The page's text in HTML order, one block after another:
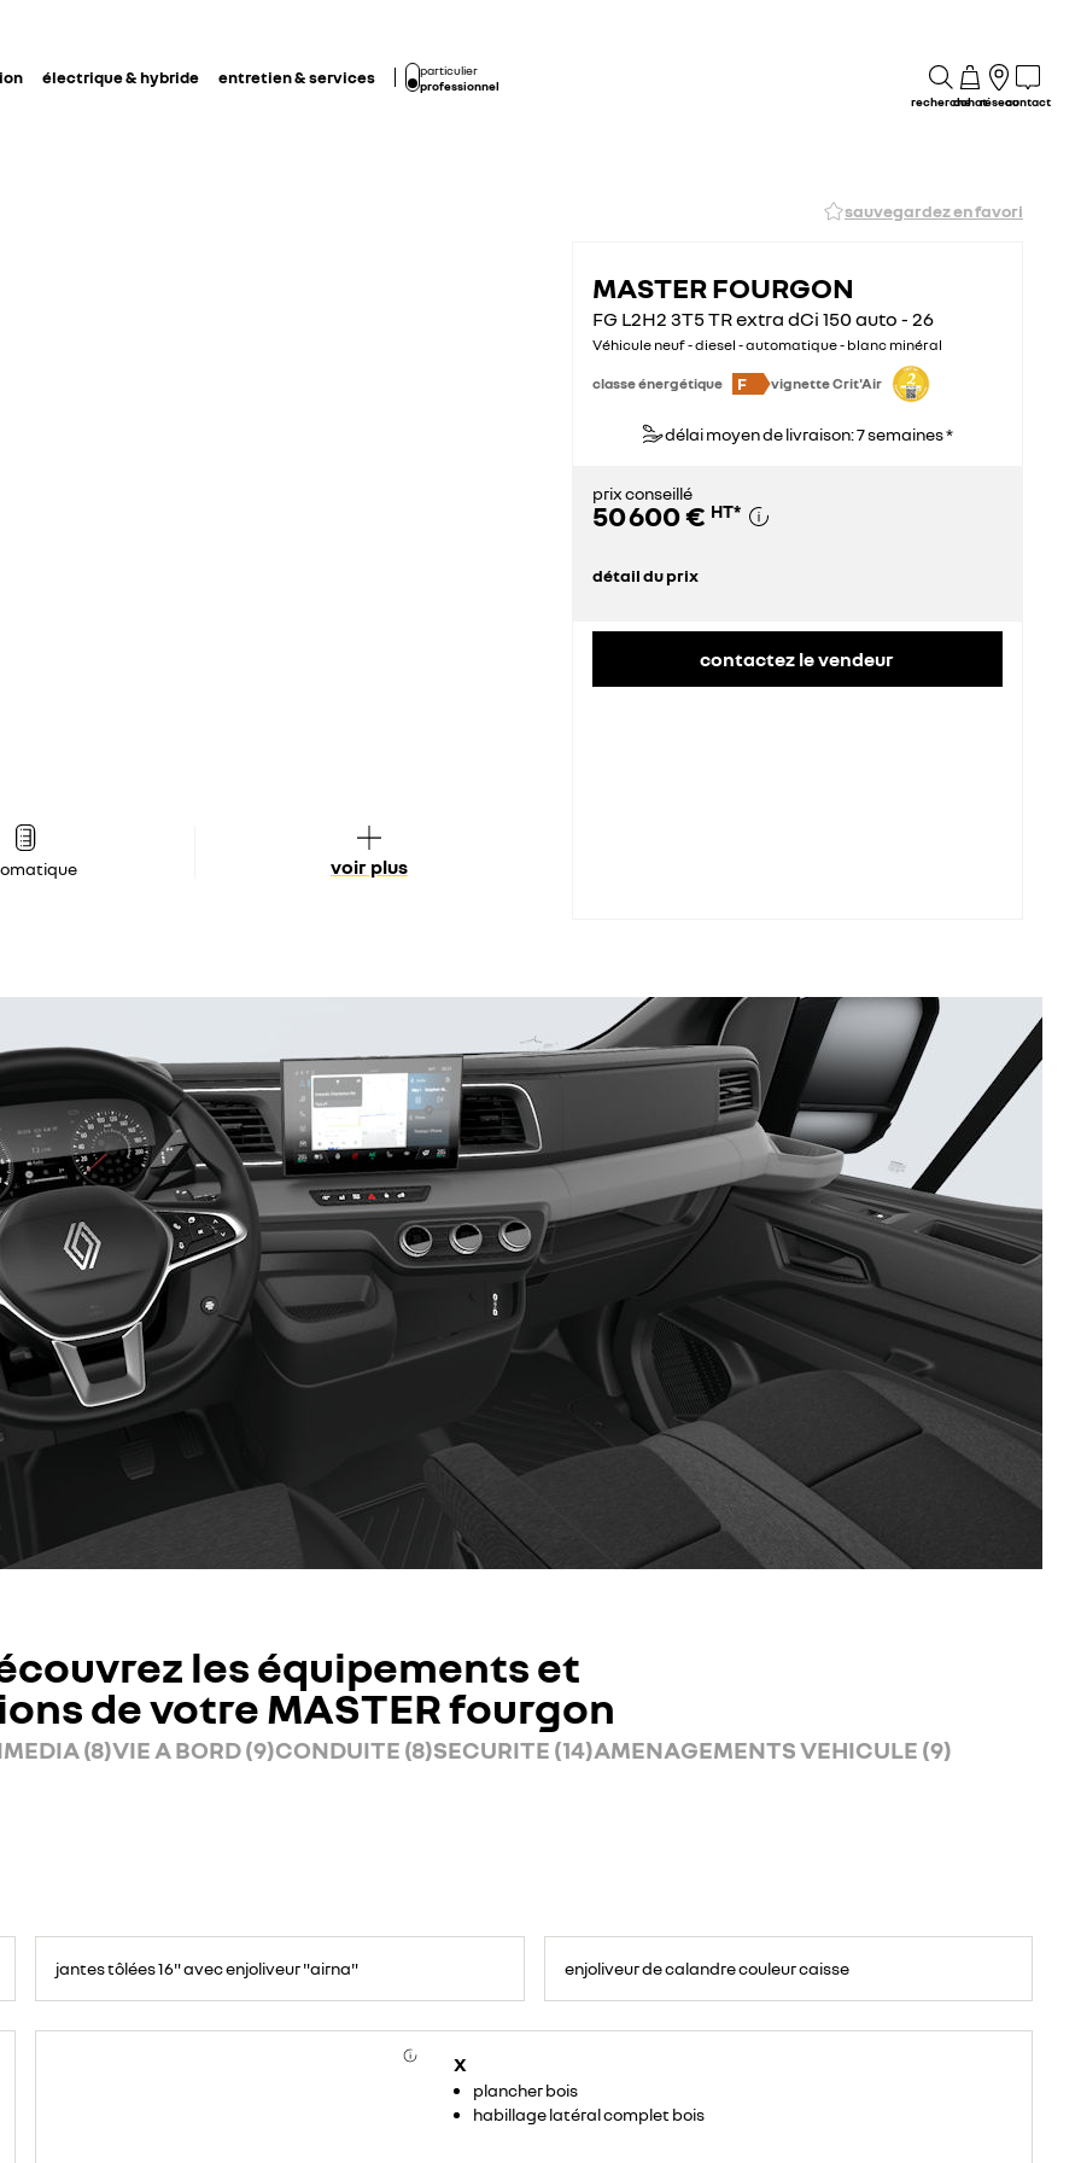
électrique & hybride entretien & services
particulier
professionnel
rechercheachatréseaucontact
sauvegardez en favori
voir plus
MASTER FOURGON
FG L2H2 3T5 TR extra dCi 150 auto - 26
Véhicule neuf - diesel - automatique - blanc minéral
classe énergétique F vignette Crit'Air
délai moyen de livraison: 7 semaines *
prix conseillé
50 600 € HT*
détail du prix
contactez le vendeur
les équipements et
de votre MASTER fourgon
(8)VIE A BORD (9)CONDUITE (8)SECURITE (14)AMENAGEMENTS VEHICULE (9)
jantes tôlées 16" avec enjoliveur "airna" enjoliveur de calandre couleur caisse
X
plancher bois
habillage latéral complet bois